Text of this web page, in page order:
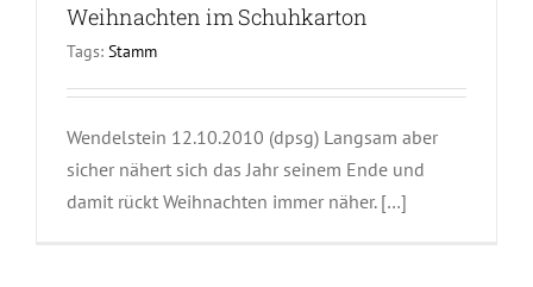
Weihnachten im Schuhkarton
Tags: Stamm
Wendelstein 12.10.2010 (dpsg) Langsam aber
sicher nähert sich das Jahr seinem Ende und
damit rückt Weihnachten immer näher. […]